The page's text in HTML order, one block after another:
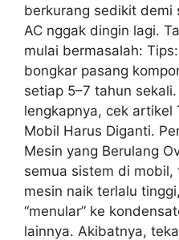
berkurang sedikit demi
AC nggak dingin lagi.
mulai bermasalah:
bongkar pasang
setiap 5–7 tahun
lengkapnya, cek artikel
Mobil Harus Diganti.
Mesin yang Berulang
semua sistem di mobil,
mesin naik terlalu
“menular” ke
lainnya. Akibatnya,